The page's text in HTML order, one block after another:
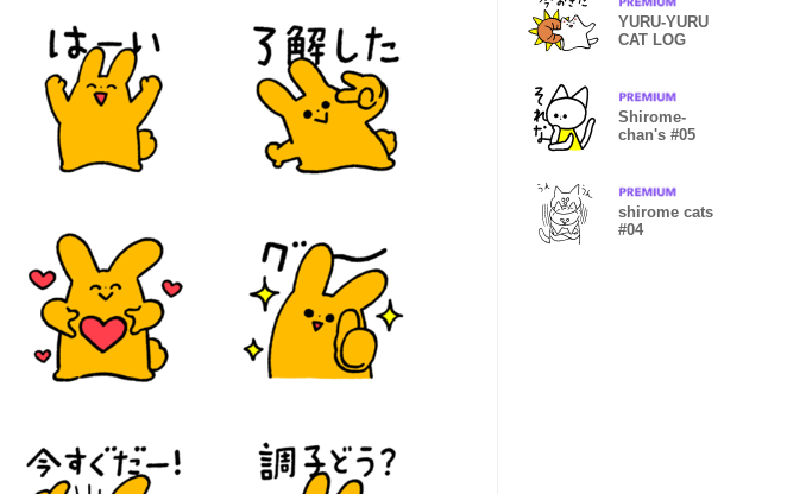
YURU-YURU
CAT LOG
Shirome-
chan's #05
shirome cats
#04